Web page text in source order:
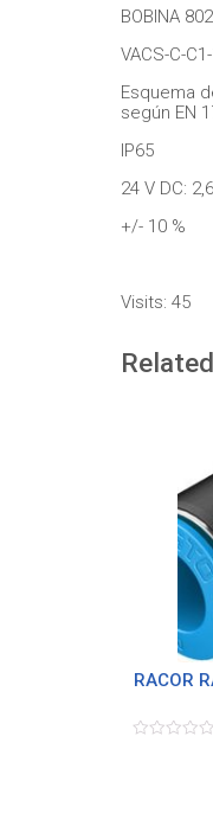
BOBINA
VACS-C-C1-
Esquema
según EN
IP65
24 V DC:
+/- 10 %
Visits: 45
RACOR